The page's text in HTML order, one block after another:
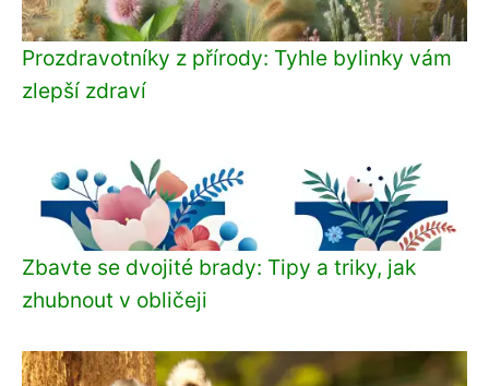
Prozdravotníky z přírody: Tyhle bylinky vám
zlepší zdraví
Zbavte se dvojité brady: Tipy a triky, jak
zhubnout v obličeji